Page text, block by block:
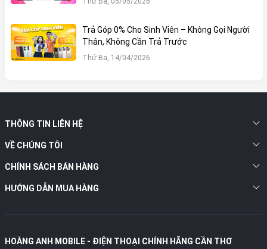
Trả Góp 0% Cho Sinh Viên – Không Gọi Người
Thân, Không Cần Trả Trước
Thứ Ba, 14/04/2026
THÔNG TIN LIÊN HỆ
VỀ CHÚNG TÔI
CHÍNH SÁCH BÁN HÀNG
HƯỚNG DẪN MUA HÀNG
HOÀNG ANH MOBILE - ĐIỆN THOẠI CHÍNH HÃNG CẦN THƠ